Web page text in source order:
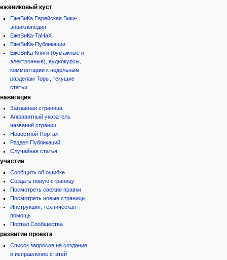
ежевиковый куст
ЕжеВиКа,Еврейская Вики-
энциклопедия
ЕжеВиКа-ТаНаХ
ЕжеВиКа-Публикации
ЕжеВиКа-Книги (бумажные и
электронные), аудиокурсы,
комментарии к недельным
разделам Торы, текущие
статьи
навигация
Заглавная страница
Алфавитный указатель
названий страниц
Новостной Портал
Раздел Публикаций
Случайная статья
участие
Сообщить об ошибке
Создать новую страницу
Посмотреть свежие правки
Посмотреть новые страницы
Инструкция, техническая
помощь
Портал Сообщества
развитие проекта
Список запросов на создание
и исправление статей